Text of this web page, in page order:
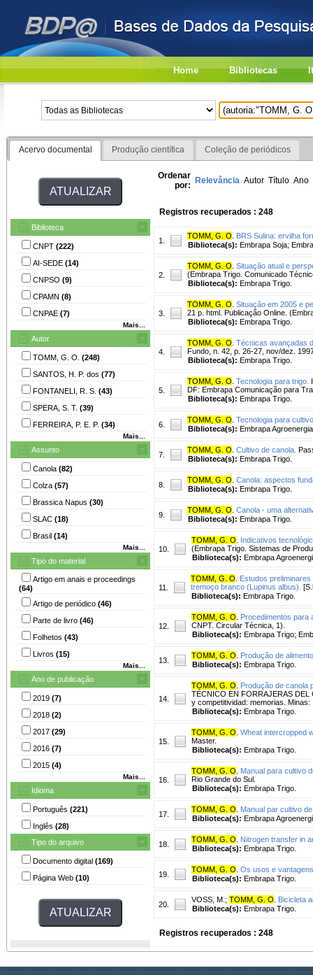
Home Bibliotecas
Acervo documental Produção científica Coleção de periódicos
Biblioteca
CNPT (222)
AI-SEDE (14)
CNPSO (9)
CPAMN (8)
CNPAE (7)
Mais...
Autor
TOMM, G. O. (248)
SANTOS, H. P. dos (77)
FONTANELI, R. S. (43)
SPERA, S. T. (39)
FERREIRA, P. E. P. (34)
Mais...
Assunto
Canola (82)
Colza (57)
Brassica Napus (30)
SLAC (18)
Brasil (14)
Mais...
Tipo do material
Artigo em anais e proceedings
(64)
Artigo de periódico (46)
Parte de livro (46)
Folhetos (43)
Livros (15)
Mais...
Ano de publicação
2019 (7)
2018 (2)
2017 (29)
2016 (7)
2015 (4)
Mais...
Idioma
Português (221)
Inglês (28)
Tipo do arquivo
Documento digital (169)
Página Web (10)
Ordenar
por: Relevância Autor Título Ano
Registros recuperados : 248
1.
TOMM, G. O
BRS Sulina: ervilha
Biblioteca(s): Embrapa Soja;
2.
TOMM, G. O Situação atual e
(Embrapa Trigo. Comunicado
Biblioteca(s): Embrapa Trigo.
3.
TOMM, G. O Situação em 2005 e
21 p. html. Publicação Online.
Biblioteca(s): Embrapa Trigo.
4.
TOMM, G. O Técnicas avançadas
Fundo, n. 42, p. 26-27, nov/dez.
Biblioteca(s): Embrapa Trigo.
5.
TOMM, G. O Tecnologia para trigo.
DF: Embrapa Comunicação para
Biblioteca(s): Embrapa Trigo.
6.
TOMM, G. O Tecnologia para
Biblioteca(s): Embrapa
7.
TOMM, G. O Cultivo de canola.
Biblioteca(s): Embrapa Trigo.
8.
TOMM, G. O Canola: aspectos
Biblioteca(s): Embrapa Trigo.
9.
TOMM, G. O Canola - uma
Biblioteca(s): Embrapa Trigo.
10.
TOMM, G. O
Indicativos
(Embrapa Trigo. Sistemas de
Biblioteca(s): Embrapa
11.
TOMM, G. O
Estudos
tremoço branco (Lupinus albus).
Biblioteca(s): Embrapa Trigo.
12.
TOMM, G. O
Procedimentos para
CNPT. Circular Técnica, 1).
Biblioteca(s): Embrapa Trigo;
13.
TOMM, G. O
Produção de
Biblioteca(s): Embrapa Trigo.
14.
TOMM, G. O
Produção de canola
TÉCNICO EN FORRAJERAS DEL
y competitividad: memorias.
Biblioteca(s): Embrapa Trigo.
15.
TOMM, G. O Wheat intercropped
Master.
Biblioteca(s): Embrapa Trigo.
16.
TOMM, G. O
Manual para cultivo
Rio Grande do Sul.
Biblioteca(s): Embrapa Trigo.
17.
TOMM, G. O
Manual par cultivo
Biblioteca(s): Embrapa
18.
TOMM, G. O
Nitrogen transfer in
Biblioteca(s): Embrapa Trigo.
19.
TOMM, G. O Os usos e
Biblioteca(s): Embrapa Trigo.
20.
VOSS, M. ; TOMM, G. O
Bicicleta
Biblioteca(s): Embrapa Trigo.
Registros recuperados : 248